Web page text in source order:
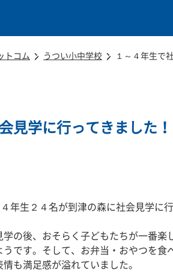
トコム うつい小中学校 １～４年生で
見学に行ってきました！
年生２４名が到津の森に社会見学に
の後、おそらく子どもたちが一番
です。そして、お弁当・おやつを
も満足感が溢れていました。